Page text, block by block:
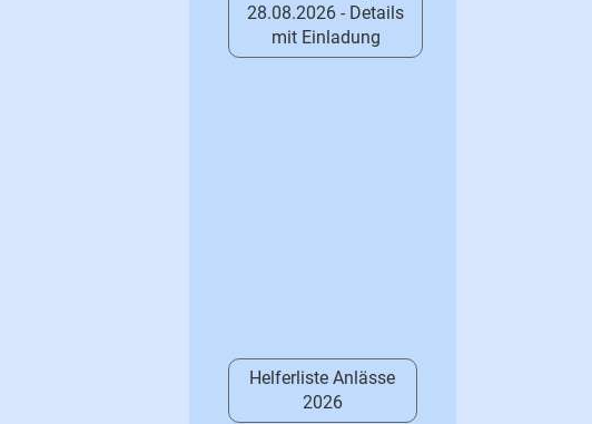
28.08.2026 - Details
mit Einladung
Helferliste Anlässe
2026